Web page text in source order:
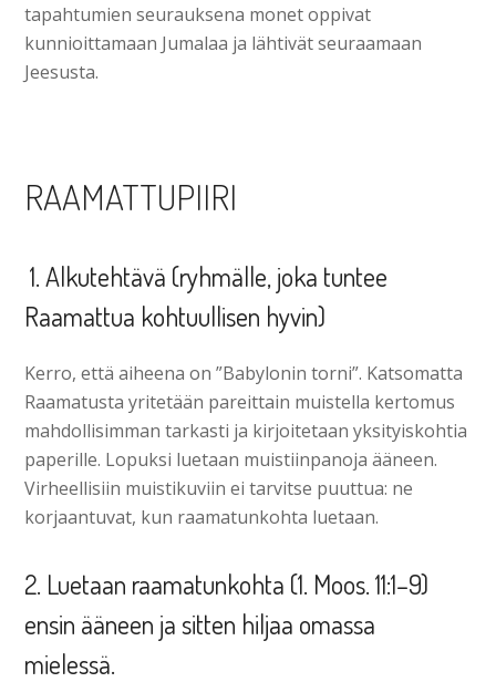
tapahtumien seurauksena monet oppivat
kunnioittamaan Jumalaa ja lähtivät seuraamaan
Jeesusta.
RAAMATTUPIIRI
1. Alkutehtävä (ryhmälle, joka tuntee
Raamattua kohtuullisen hyvin)
Kerro, että aiheena on ”Babylonin torni”. Katsomatta
Raamatusta yritetään pareittain muistella kertomus
mahdollisimman tarkasti ja kirjoitetaan yksityiskohtia
paperille. Lopuksi luetaan muistiinpanoja ääneen.
Virheellisiin muistikuviin ei tarvitse puuttua: ne
korjaantuvat, kun raamatunkohta luetaan.
2. Luetaan raamatunkohta (1. Moos. 11:1–9)
ensin ääneen ja sitten hiljaa omassa
mielessä.